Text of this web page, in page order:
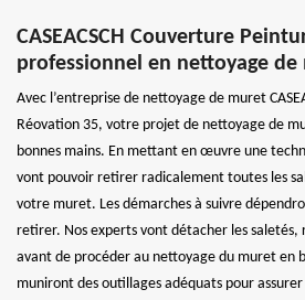
CASEACSCH Couverture
professionnel en nettoyage
Avec l’entreprise de nettoyage de muret
Réovation 35, votre projet de nettoyage de
bonnes mains. En mettant en œuvre une
vont pouvoir retirer radicalement toutes les
votre muret. Les démarches à suivre
retirer. Nos experts vont détacher les saletés,
avant de procéder au nettoyage du muret en
muniront des outillages adéquats pour